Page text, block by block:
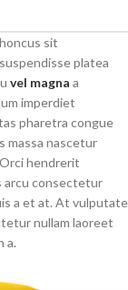
sit
platea
vel magna a
imperdiet
pharetra congue
massa nascetur
hendrerit
arcu consectetur
a et at. At vulputate
nullam laoreet
a.